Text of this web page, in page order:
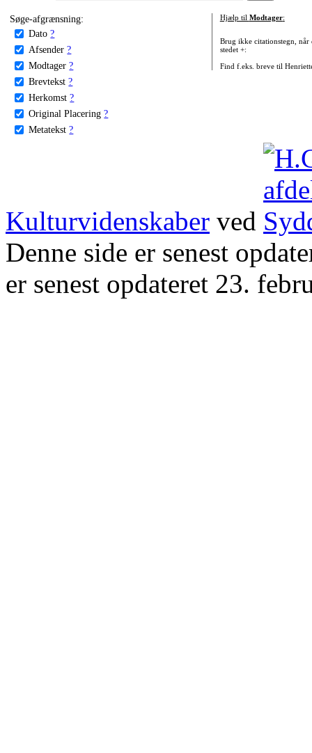
Søge-afgrænsning:
Dato ?
Afsender ?
Modtager ?
Brevtekst ?
Herkomst ?
Original Placering ?
Metatekst ?
Hjælp til Modtager:
Brug ikke citationstegn, når
stedet +:
Find f.eks. breve til
Kulturvidenskaber ved
Denne side er senest
er senest opdateret 23.